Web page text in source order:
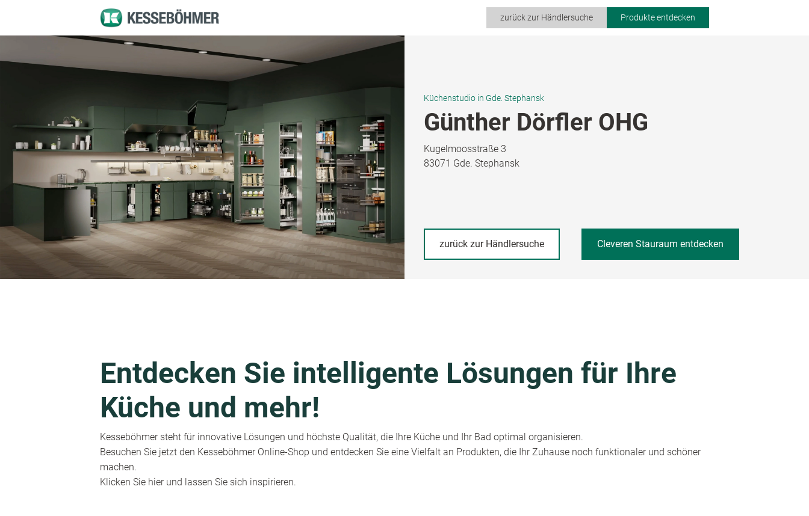
zurück zur Händlersuche Produkte entdecken
Küchenstudio in Gde. Stephansk
Günther Dörfler OHG
Kugelmoosstraße 3
83071 Gde. Stephansk
zurück zur Händlersuche Cleveren Stauraum entdecken
Entdecken Sie intelligente Lösungen für Ihre
Küche und mehr!
Kesseböhmer steht für innovative Lösungen und höchste Qualität, die Ihre Küche und Ihr Bad optimal organisieren.
Besuchen Sie jetzt den Kesseböhmer Online-Shop und entdecken Sie eine Vielfalt an Produkten, die Ihr Zuhause noch funktionaler und schöner
machen.
Klicken Sie hier und lassen Sie sich inspirieren.